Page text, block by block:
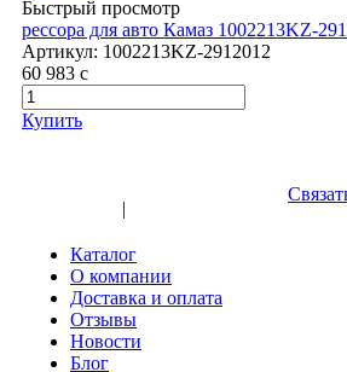
Быстрый просмотр
рессора для авто Камаз 1002213KZ-
Артикул: 1002213KZ-2912012
60 983 c
Купить
|
Каталог
О компании
Доставка и оплата
Отзывы
Новости
Блог